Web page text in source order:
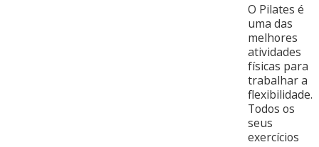
O Pilates é
uma das
melhores
atividades
físicas para
trabalhar a
flexibilidade.
Todos os
seus
exercícios